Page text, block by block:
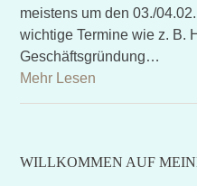
meistens um den 03./
wichtige Termine wie z. B.
Geschäftsgründung…
Mehr Lesen
WILLKOMMEN AUF